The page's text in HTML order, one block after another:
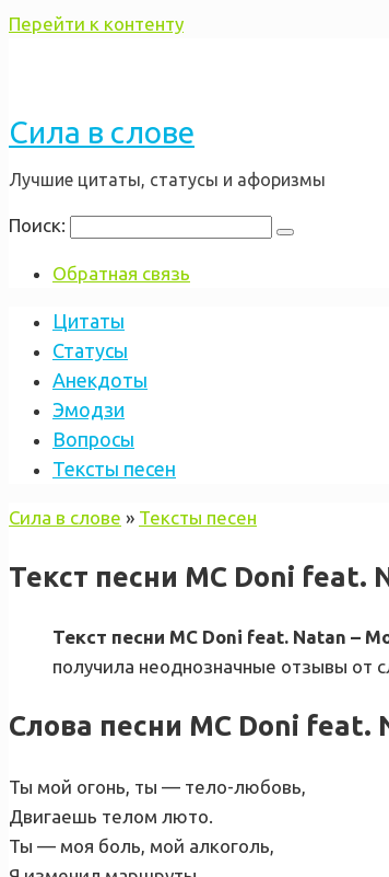
Перейти к контенту
Сила в слове
Лучшие цитаты, статусы и афоризмы
Поиск:
Обратная связь
Цитаты
Статусы
Анекдоты
Эмодзи
Вопросы
Тексты песен
Сила в слове » Тексты песен
Текст песни MC Doni feat.
Текст песни MC Doni feat. Natan –
получила неоднозначные отзывы от
Слова песни MC Doni feat.
Ты мой огонь, ты — тело-любовь,
Двигаешь телом люто.
Ты — моя боль, мой алкоголь,